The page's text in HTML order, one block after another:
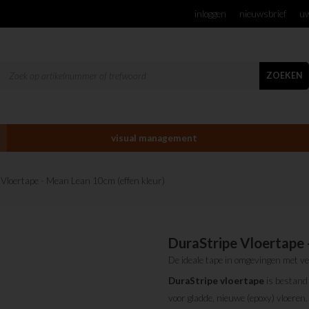
inloggen nieuwsbrief
ZOEKEN
visual management
Vloertape - Mean Lean 10cm (effen kleur)
DuraStripe Vloertape
De ideale tape in omgevingen met
DuraStripe vloertape is
voor gladde, nieuwe (epoxy)